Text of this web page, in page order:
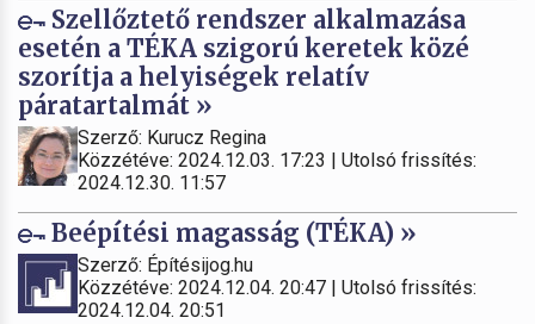
Szellőztető rendszer alkalmazása
esetén a TÉKA szigorú keretek közé
szorítja a helyiségek relatív
páratartalmát »
Szerző: Kurucz Regina
Közzétéve: 2024.12.03. 17:23 | Utolsó frissítés:
2024.12.30. 11:57
Beépítési magasság (TÉKA) »
Szerző: Építésijog.hu
Közzétéve: 2024.12.04. 20:47 | Utolsó frissítés:
2024.12.04. 20:51